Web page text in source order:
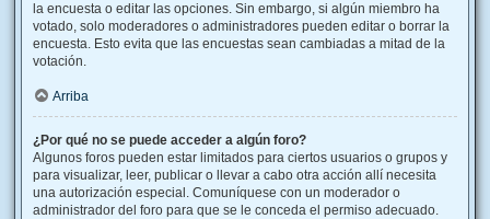
la encuesta o editar las opciones. Sin embargo, si algún miembro ha
votado, solo moderadores o administradores pueden editar o borrar la
encuesta. Esto evita que las encuestas sean cambiadas a mitad de la
votación.
Arriba
¿Por qué no se puede acceder a algún foro?
Algunos foros pueden estar limitados para ciertos usuarios o grupos y
para visualizar, leer, publicar o llevar a cabo otra acción allí necesita
una autorización especial. Comuníquese con un moderador o
administrador del foro para que se le conceda el permiso adecuado.